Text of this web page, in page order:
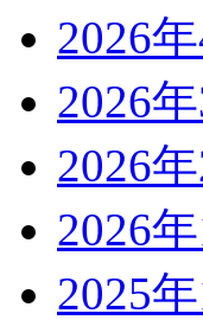
2026年
2026年
2026年
2026年
2025年